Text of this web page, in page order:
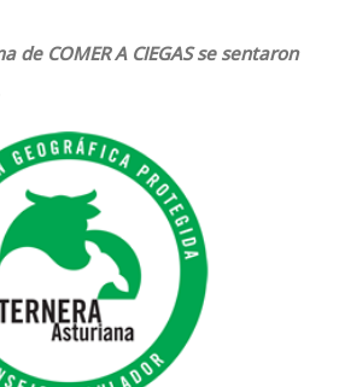
de COMER A CIEGAS se sentaron